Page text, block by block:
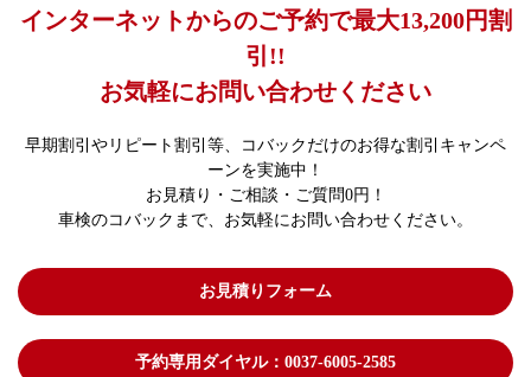
インターネットからのご予約で最大13,200円割
引!!
お気軽にお問い合わせください
早期割引やリピート割引等、コバックだけのお得な割引キャンペ
ーンを実施中！
お見積り・ご相談・ご質問0円！
車検のコバックまで、お気軽にお問い合わせください。
お見積りフォーム
予約専用ダイヤル：0037-6005-2585